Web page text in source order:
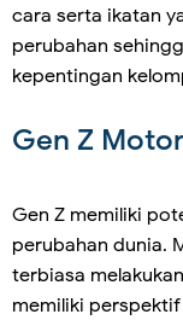
cara serta ikatan
perubahan
kepentingan
Gen Z
Gen Z memiliki
perubahan dunia.
terbiasa
memiliki